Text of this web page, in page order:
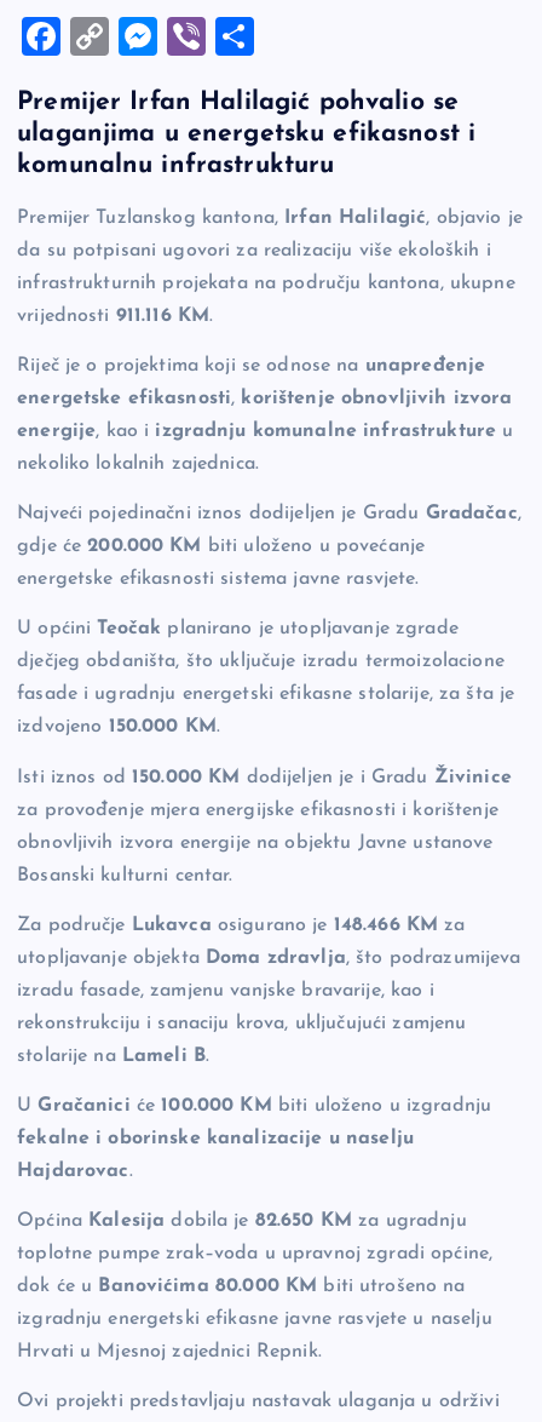
F
c
e
o
o
k
C
p
y
n
k
M
se
n
er
Vi
er ar
e
Premijer Irfan Halilagić pohvalio se
ulaganjima u energetsku efikasnost i
komunalnu infrastrukturu
Premijer Tuzlanskog kantona, Irfan Halilagić, objavio je
da su potpisani ugovori za realizaciju više ekoloških i
infrastrukturnih projekata na području kantona, ukupne
vrijednosti 911.116 KM.
Riječ je o projektima koji se odnose na unapređenje
energetske efikasnosti, korištenje obnovljivih izvora
energije, kao i izgradnju komunalne infrastrukture u
nekoliko lokalnih zajednica.
Najveći pojedinačni iznos dodijeljen je Gradu Gradačac,
gdje će200.000 KM biti uloženo u povećanje
energetske efikasnosti sistema javne rasvjete.
U općini Teočak planirano je utopljavanje zgrade
dječjeg obdaništa, što uključuje izradu termoizolacione
fasade i ugradnju energetski efikasne stolarije, za šta je
izdvojeno 150.000 KM.
Isti iznos od150.000 KM dodijeljen je i Gradu Živinice
za provođenje mjera energijske efikasnosti i korištenje
obnovljivih izvora energije na objektu Javne ustanove
Bosanski kulturni centar.
Za područje Lukavca osigurano je 148.466 KM za
utopljavanje objekta Doma zdravlja, što podrazumijeva
izradu fasade, zamjenu vanjske bravarije, kao i
rekonstrukciju i sanaciju krova, uključujući zamjenu
stolarije na Lameli B.
UGračanici će100.000 KM
biti uloženo u izgradnju
fekalne i oborinske kanalizacije u naselju
Hajdarovac.
OpćinaKalesija dobila je 82.650 KM za ugradnju
toplotne pumpe zrak–voda u upravnoj zgradi općine,
dok će u
Banovićima 80.000 KM
biti utrošeno na
izgradnju energetski efikasne javne rasvjete u naselju
Hrvati u Mjesnoj zajednici Repnik.
Ovi projekti predstavljaju nastavak ulaganja u održivi